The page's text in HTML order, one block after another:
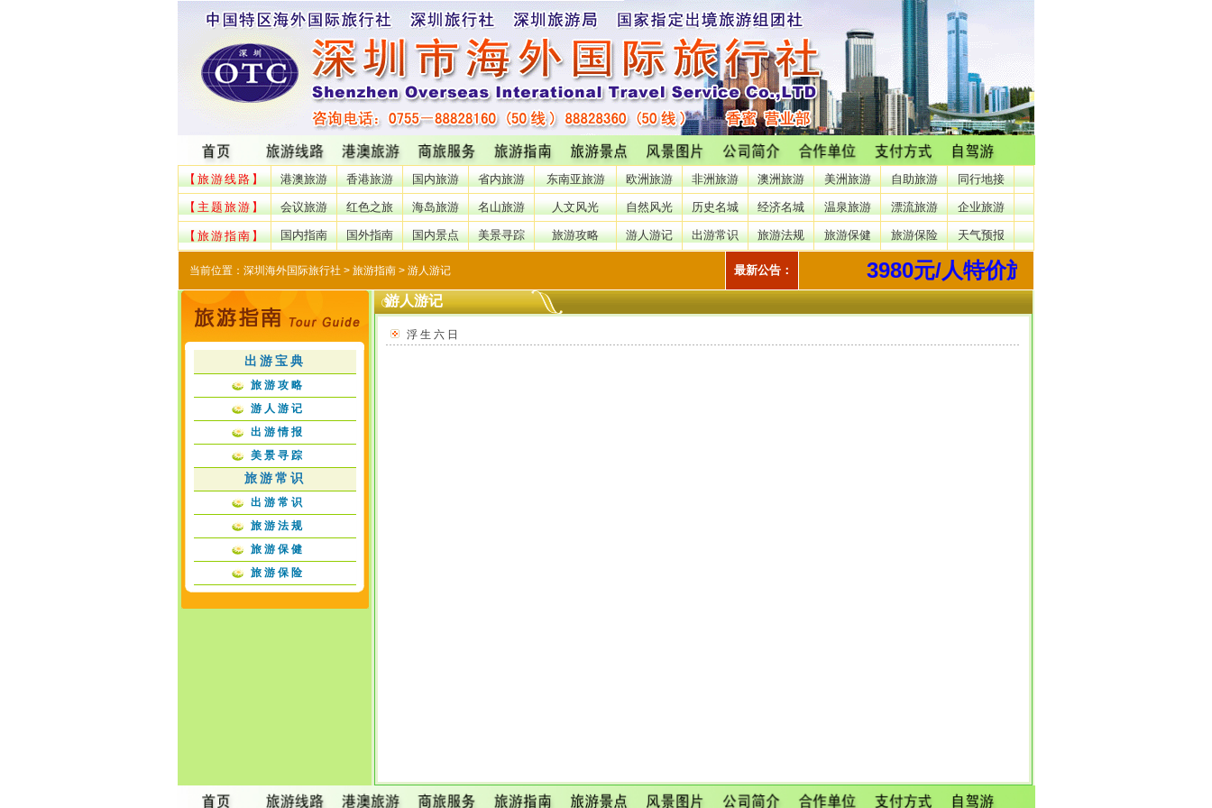
【旅游线路】 港澳旅游 香港旅游 国内旅游 省内旅游 东南亚旅游 欧洲旅游 非洲旅游 澳洲旅游 美洲旅游 自助旅游 同行地接
【主题旅游】 会议旅游 红色之旅 海岛旅游 名山旅游 人文风光 自然风光 历史名城 经济名城 温泉旅游 漂流旅游 企业旅游
【旅游指南】 国内指南 国外指南 国内景点 美景寻踪 旅游攻略 游人游记 出游常识 旅游法规 旅游保健 旅游保险 天气预报
当前位置： 深圳海外国际旅行社 > 旅游指南 > 游人游记 最新公告： 3980元/人特价旅游西藏开始了，3
出游宝典
旅游攻略
游人游记
出游情报
美景寻踪
旅游常识
出游常识
旅游法规
旅游保健
旅游保险
游人游记
浮 生 六 日